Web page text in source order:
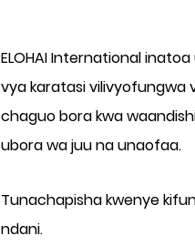
ELOHAI International
vya karatasi vilivyofungwa
chaguo bora kwa
ubora wa juu na unaofaa.
Tunachapisha kwenye
ndani.